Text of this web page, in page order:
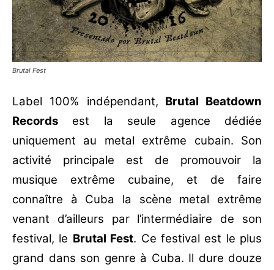
Brutal Fest
Label 100% indépendant, Brutal Beatdown
Records est la seule agence dédiée
uniquement au metal extrême cubain. Son
activité principale est de promouvoir la
musique extrême cubaine, et de faire
connaître à Cuba la scène metal extrême
venant d’ailleurs par l’intermédiaire de son
festival, le Brutal Fest. Ce festival est le plus
grand dans son genre à Cuba. Il dure douze